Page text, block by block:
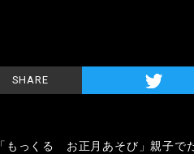
SHARE
「もっくる お正月あそび」親子で